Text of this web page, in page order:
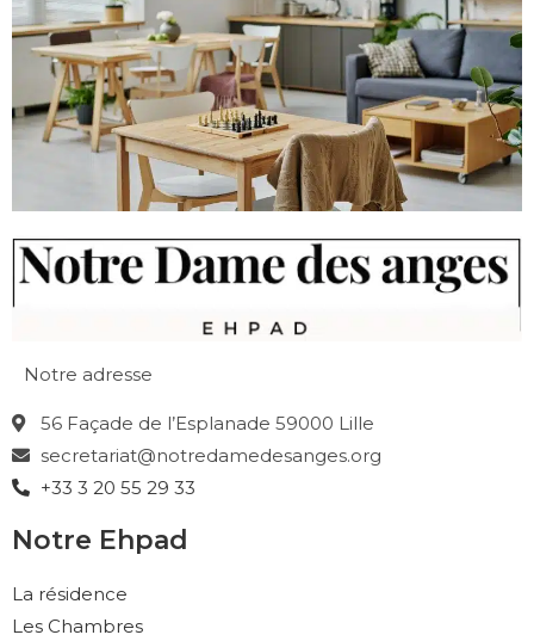
Notre adresse
56 Façade de l’Esplanade 59000 Lille
secretariat@notredamedesanges.org
+33 3 20 55 29 33
Notre Ehpad
La résidence
Les Chambres